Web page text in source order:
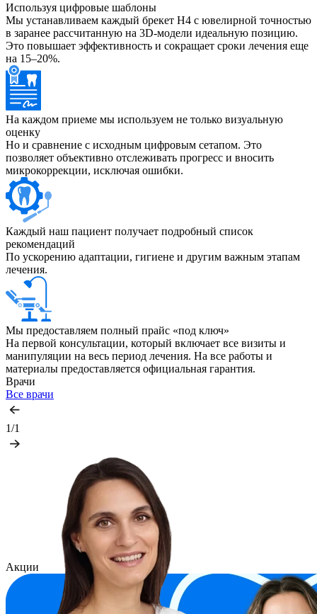
Используя цифровые шаблоны
Мы устанавливаем каждый брекет H4 с ювелирной точностью
в заранее рассчитанную на 3D-модели идеальную позицию.
Это повышает эффективность и сокращает сроки лечения еще
на 15–20%.
На каждом приеме мы используем не только визуальную
оценку
Но и сравнение с исходным цифровым сетапом. Это
позволяет объективно отслеживать прогресс и вносить
микрокоррекции, исключая ошибки.
Каждый наш пациент получает подробный список
рекомендаций
По ускорению адаптации, гигиене и другим важным этапам
лечения.
Мы предоставляем полный прайс «под ключ»
На первой консультации, который включает все визиты и
манипуляции на весь период лечения. На все работы и
материалы предоставляется официальная гарантия.
Врачи
Все врачи
1/1
Акции